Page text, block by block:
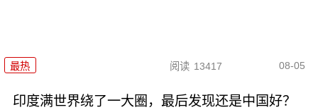
最热 阅读 13417 08-05
印度满世界绕了一大圈，最后发现还是中国好？